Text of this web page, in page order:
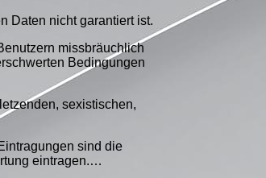
Daten nicht garantiert ist.
missbräuchlich
Bedingungen
sexistischen,
sind die
eintragen.…